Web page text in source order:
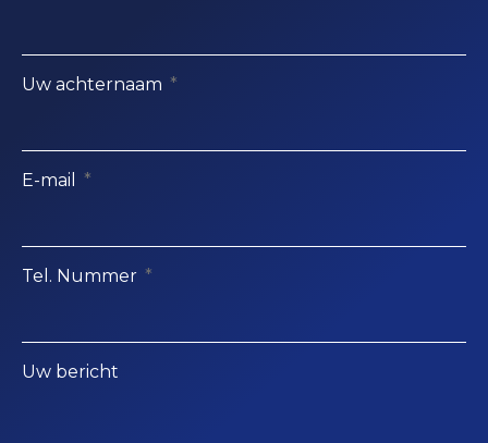
Uw achternaam
E-mail
Tel. Nummer
Uw bericht